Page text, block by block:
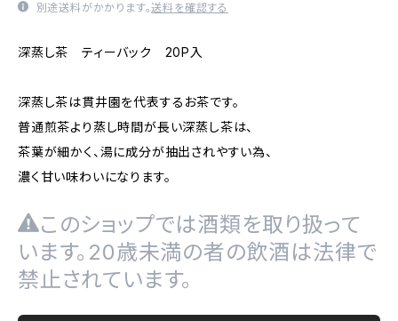
別途送料がかかります。送料を確認する
深蒸し茶 ティーバック 20P入
深蒸し茶は貫井園を代表するお茶です。
普通煎茶より蒸し時間が長い深蒸し茶は、
茶葉が細かく、湯に成分が抽出されやすい為、
濃く甘い味わいになります。
このショップでは酒類を取り扱って
います。20歳未満の者の飲酒は法律で
禁止されています。